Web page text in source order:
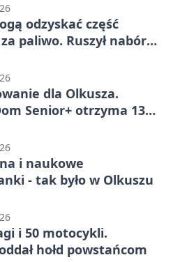
odzyskać część
paliwo. Ruszył nabór
dla Olkusza.
Senior+ otrzyma 134
i naukowe
- tak było w Olkuszu
i 50 motocykli.
hołd powstańcom